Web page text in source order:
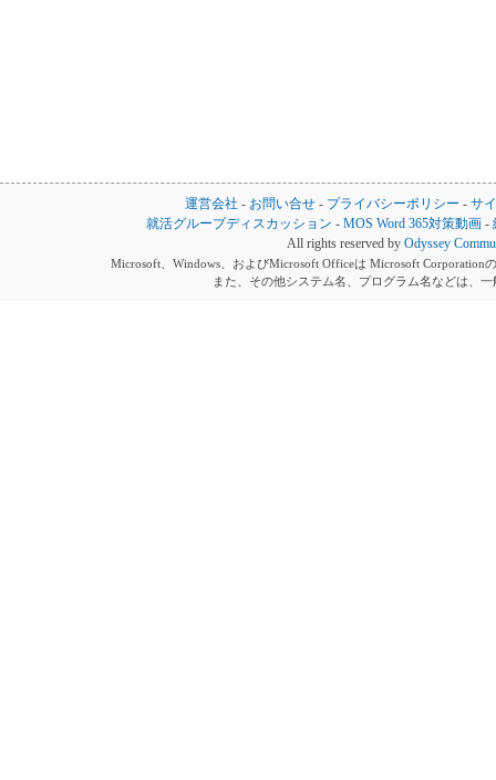
運営会社 - お問い合せ - プライバシーポリシー - サ
就活グループディスカッション -MOS Word 365対策動画 -
All rights reserved by Odyssey
Microsoft、Windows、およびMicrosoft Officeは Microsoft Corporation
また、その他システム名、プログラム名などは、